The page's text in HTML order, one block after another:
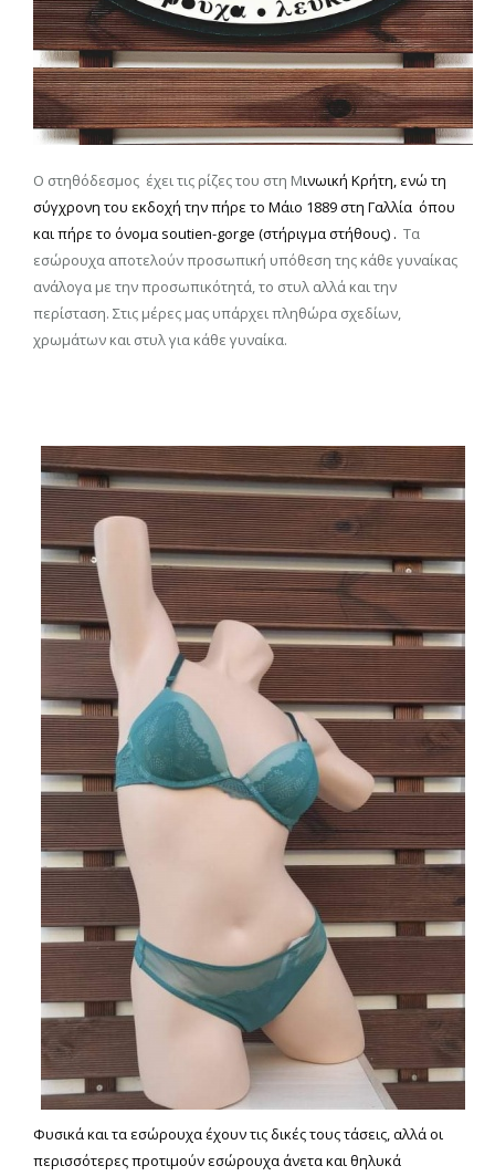
Ο στηθόδεσμος έχει τις ρίζες του στη Μινωική Κρήτη, ενώ τη
σύγχρονη του εκδοχή την πήρε το Μάιο 1889 στη Γαλλία όπου
και πήρε το όνομα soutien-gorge (στήριγμα στήθους) . Τα
εσώρουχα αποτελούν προσωπική υπόθεση της κάθε γυναίκας
ανάλογα με την προσωπικότητά, το στυλ αλλά και την
περίσταση. Στις μέρες μας υπάρχει πληθώρα σχεδίων,
χρωμάτων και στυλ για κάθε γυναίκα.
Φυσικά και τα εσώρουχα έχουν τις δικές τους τάσεις, αλλά οι
περισσότερες προτιμούν εσώρουχα άνετα και θηλυκά